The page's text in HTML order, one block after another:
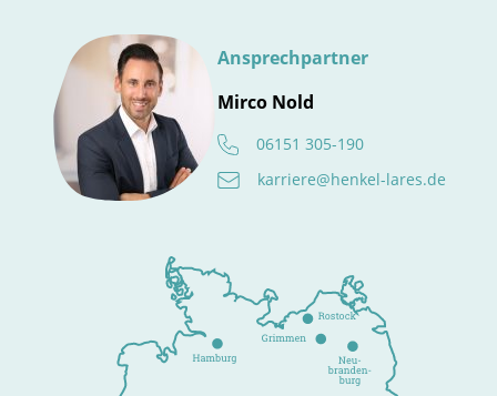
Ansprechpartner
Mirco Nold
06151 305-190
karriere@henkel-lares.de